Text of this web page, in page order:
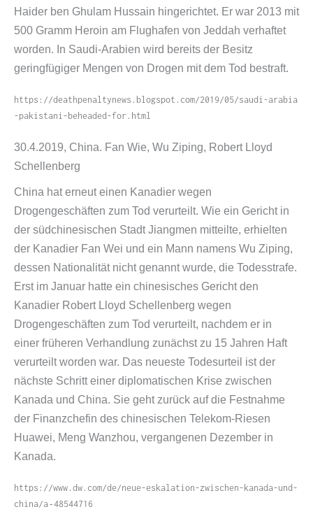
Haider ben Ghulam Hussain hingerichtet. Er war 2013 mit
500 Gramm Heroin am Flughafen von Jeddah verhaftet
worden. In Saudi-​Arabien wird bereits der Besitz
geringfügiger Mengen von Drogen mit dem Tod bestraft.
https://​deathpenaltynews​.blogspot​.com/​2​0​1​9​/​0​5​/​s​a​u​d​i​-​a​r​a​b​i​a​
-​p​a​k​i​s​t​a​n​i​-​b​e​h​e​a​d​e​d​-​f​o​r​.​h​tml
30.4.2019, China. Fan Wie, Wu Ziping, Robert Lloyd
Schellenberg
China hat erneut einen Kanadier wegen
Drogengeschäften zum Tod verurteilt. Wie ein Gericht in
der südchinesischen Stadt Jiangmen mitteilte, erhielten
der Kanadier Fan Wei und ein Mann namens Wu Ziping,
dessen Nationalität nicht genannt wurde, die Todesstrafe.
Erst im Januar hatte ein chinesisches Gericht den
Kanadier Robert Lloyd Schellenberg wegen
Drogengeschäften zum Tod verurteilt, nachdem er in
einer früheren Verhandlung zunächst zu 15 Jahren Haft
verurteilt worden war. Das neueste Todesurteil ist der
nächste Schritt einer diplomatischen Krise zwischen
Kanada und China. Sie geht zurück auf die Festnahme
der Finanzchefin des chinesischen Telekom-​Riesen
Huawei, Meng Wanzhou, vergangenen Dezember in
Kanada.
https://www.dw.com/de/neue-eskalation-zwischen-kanada-und-
china/a‑48544716